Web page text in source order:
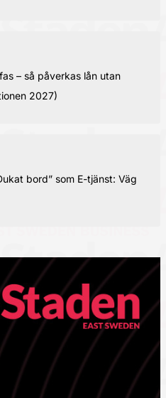
– så påverkas lån utan
2027)
bord” som E-tjänst: Väg